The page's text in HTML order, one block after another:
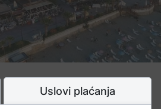
Uslovi plaćanja